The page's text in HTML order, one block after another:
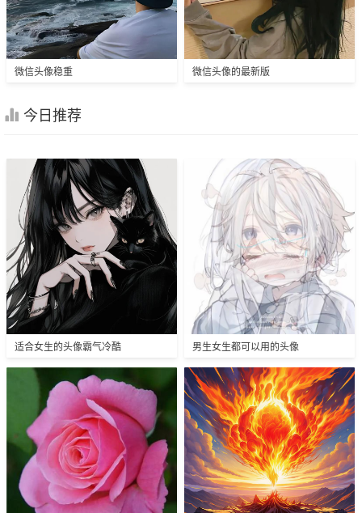
微信头像稳重 微信头像的最新版
今日推荐
适合女生的头像霸气冷酷 男生女生都可以用的头像